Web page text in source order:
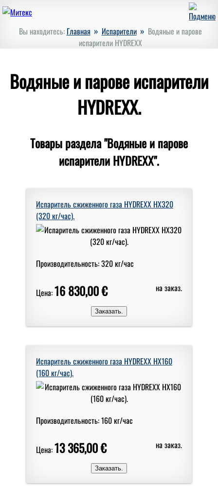
Вы находитесь: Главная » Испарители » Водяные и парове
испарители HYDREXX
Водяные и парове испарители
HYDREXX.
Товары раздела "Водяные и парове
испарители HYDREXX".
Испаритель сжиженного газа HYDREXX HX320
(320 кг/час).
Производительность: 320 кг/час
Цена:16 830,00 € на заказ.
Испаритель сжиженного газа HYDREXX HX160
(160 кг/час).
Производительность: 160 кг/час
Цена:13 365,00 € на заказ.